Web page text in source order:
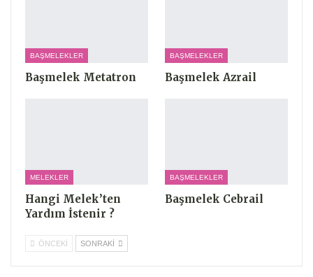
BAŞMELEKLER
Başmelek Metatron
BAŞMELEKLER
Başmelek Azrail
MELEKLER
Hangi Melek’ten
Yardım İstenir ?
BAŞMELEKLER
Başmelek Cebrail
ÖNCEKI SONRAKI